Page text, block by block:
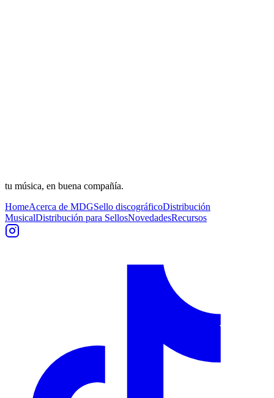
tu música, en buena compañía.
HomeAcerca de MDGSello discográficoDistribución
MusicalDistribución para SellosNovedadesRecursos